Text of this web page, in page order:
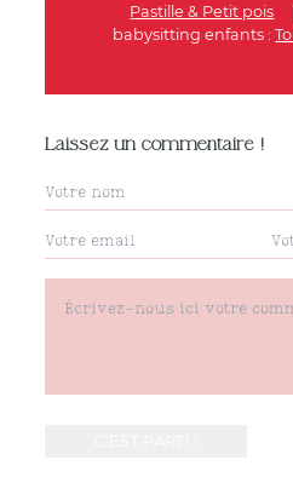
Pastille & Petit pois
babysitting enfants :
Laissez un commentaire !